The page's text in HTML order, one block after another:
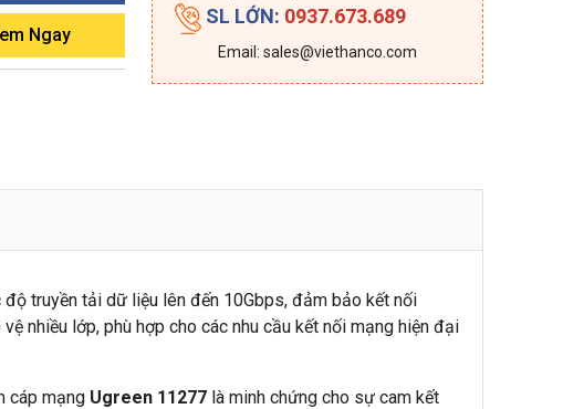
Ngay
SL LỚN: 0937.673.689
Email: sales@viethanco.com
truyền tải dữ liệu lên đến 10Gbps, đảm bảo kết nối
nhiều lớp, phù hợp cho các nhu cầu kết nối mạng hiện đại
cáp mạng Ugreen 11277 là minh chứng cho sự cam kết